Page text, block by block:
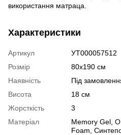
використання матраца.
Характеристики
Артикул
УТ000057512
Розмір
80х190 см
Наявність
Під
Висота
18 см
Жорсткість
3
Матеріал
Memory Gel
Foam